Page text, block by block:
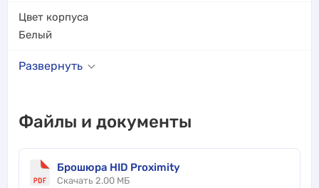
Цвет корпуса
Белый
Развернуть
Файлы и документы
Брошюра HID Proximity
Скачать 2.00 МБ